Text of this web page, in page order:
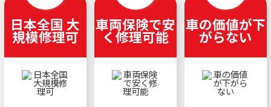
日本全国 大
規模修理可
車両保険で安
く修理可能
車の価値が下
がらない